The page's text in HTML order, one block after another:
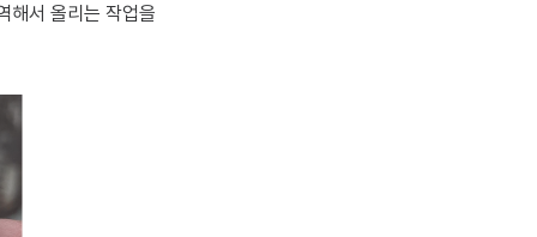
해서 올리는 작업을